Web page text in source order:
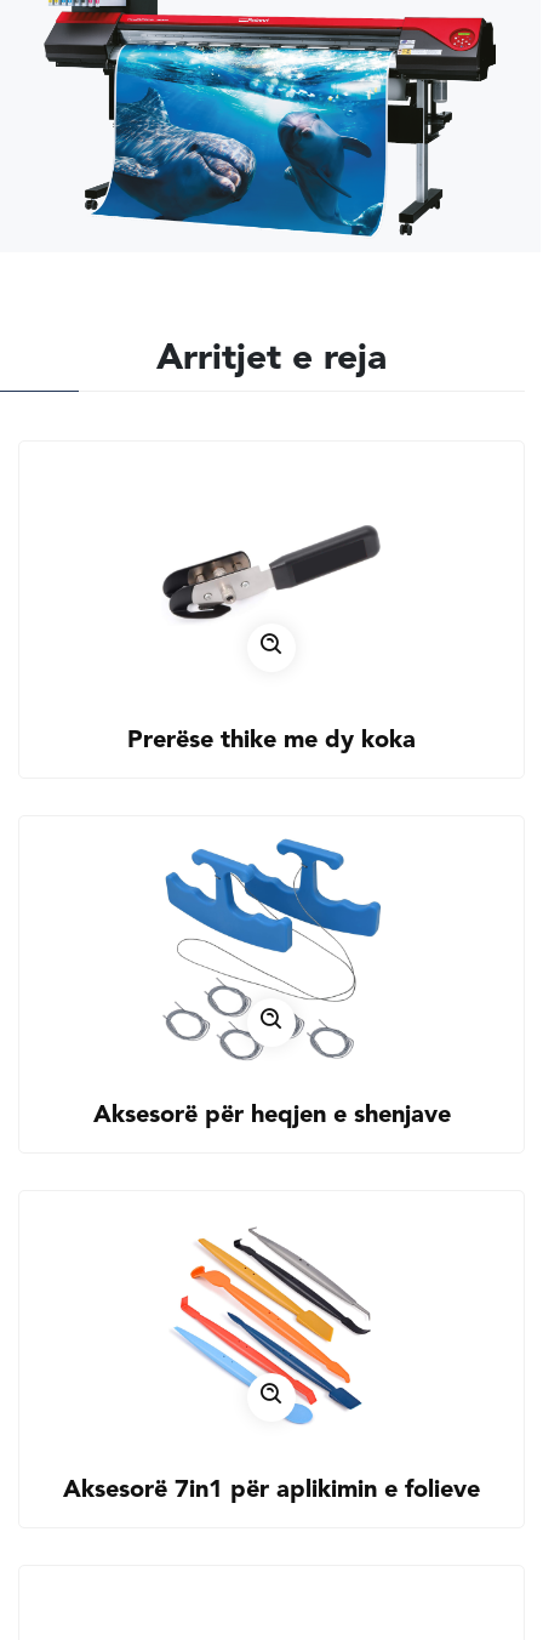
Arritjet e reja
Prerëse thike me dy koka
Aksesorë për heqjen e shenjave
Aksesorë 7in1 për aplikimin e folieve